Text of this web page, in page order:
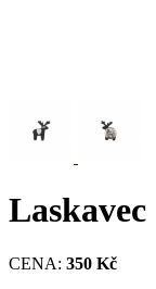
Laskavec
CENA: 350 Kč